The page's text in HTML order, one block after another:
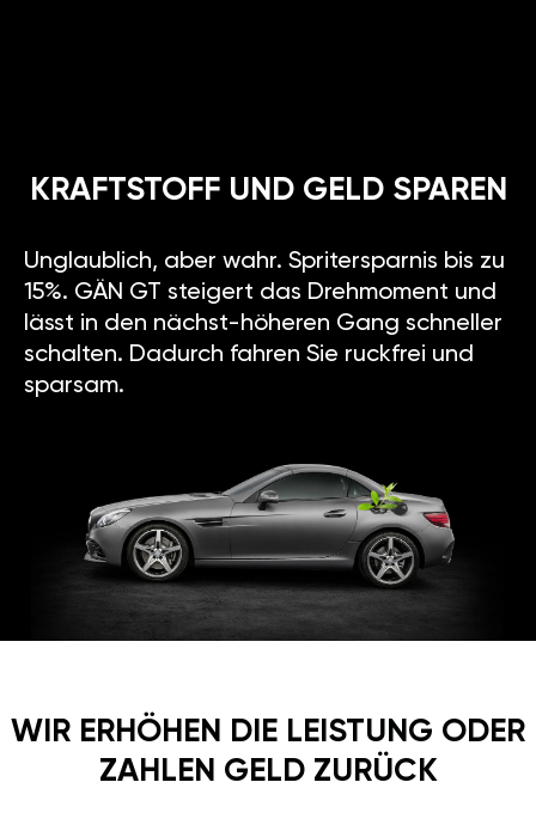
KRAFTSTOFF UND GELD SPAREN
Unglaublich, aber wahr. Spritersparnis bis zu
15%. GÄN GT steigert das Drehmoment und
lässt in den nächst-höheren Gang schneller
schalten. Dadurch fahren Sie ruckfrei und
sparsam.
WIR ERHÖHEN DIE LEISTUNG ODER
ZAHLEN GELD ZURÜCK